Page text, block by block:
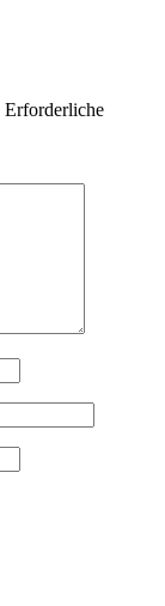
Erforderliche